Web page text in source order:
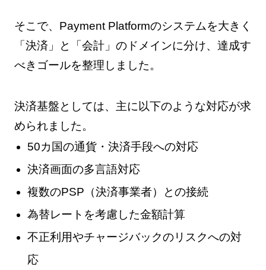
そこで、Payment Platformのシステムを大きく
「決済」と「会計」のドメインに分け、達成す
べきゴールを整理しました。
決済基盤としては、主に以下のような対応が求
められました。
50カ国の通貨・決済手段への対応
決済画面の多言語対応
複数のPSP（決済事業者）との接続
為替レートを考慮した金額計算
不正利用やチャージバックのリスクへの対
応